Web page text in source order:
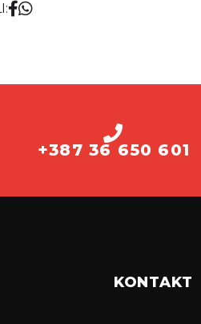
+387 36 650 601
KONTAKT